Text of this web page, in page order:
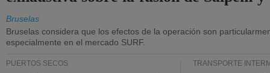
Bruselas
Bruselas considera que los efectos de la operación son
especialmente en el mercado SURF.
PUERTOS SECOS TRANSPORTE